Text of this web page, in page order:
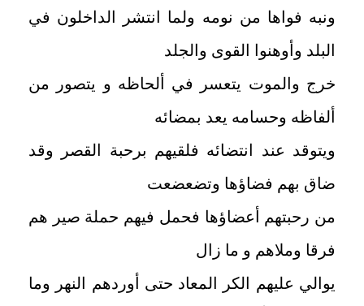
ونبه فواها من نومه ولما انتشر الداخلون في
البلد وأوهنوا القوى والجلد
خرج والموت يتعسر في ألحاظه و يتصور من
ألفاظه وحسامه يعد بمضائه
ويتوقد عند انتضائه فلقيهم برحبة القصر وقد
ضاق بهم فضاؤها وتضعضعت
من رحبتهم أعضاؤها فحمل فيهم حملة صير هم
فرقا وملاهم و ما زال
يوالي عليهم الكر المعاد حتى أوردهم النهر وما